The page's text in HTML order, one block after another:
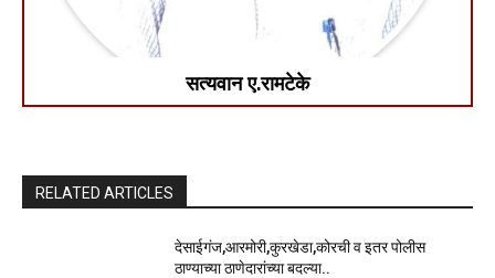
सत्यवान ए.रामटेके
RELATED ARTICLES
देसाईगंज,आरमोरी,कुरखेडा,कोरची व इतर पोलीस
ठाण्याच्या ठाणेदारांच्या बदल्या..